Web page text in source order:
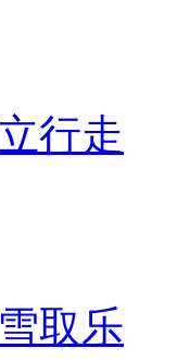
行走
取乐